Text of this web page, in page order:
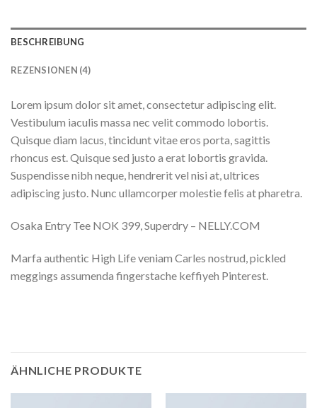
BESCHREIBUNG
REZENSIONEN (4)
Lorem ipsum dolor sit amet, consectetur adipiscing elit.
Vestibulum iaculis massa nec velit commodo lobortis.
Quisque diam lacus, tincidunt vitae eros porta, sagittis
rhoncus est. Quisque sed justo a erat lobortis gravida.
Suspendisse nibh neque, hendrerit vel nisi at, ultrices
adipiscing justo. Nunc ullamcorper molestie felis at pharetra.
Osaka Entry Tee NOK 399, Superdry – NELLY.COM
Marfa authentic High Life veniam Carles nostrud, pickled
meggings assumenda fingerstache keffiyeh Pinterest.
ÄHNLICHE PRODUKTE